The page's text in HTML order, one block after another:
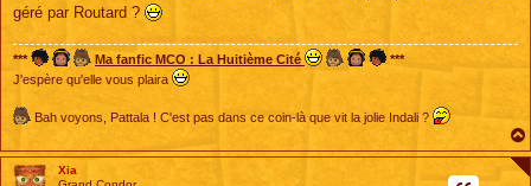
géré par Routard ?
*** Ma fanfic MCO : La Huitième Cité
***
J'espère qu'elle vous plaira
Bah voyons, Pattala ! C'est pas dans ce coin-là que vit la jolie Indali ?
Xia